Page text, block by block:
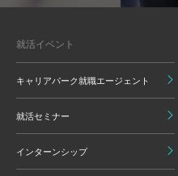
就活イベント
キャリアパーク就職エージェント
就活セミナー
インターンシップ